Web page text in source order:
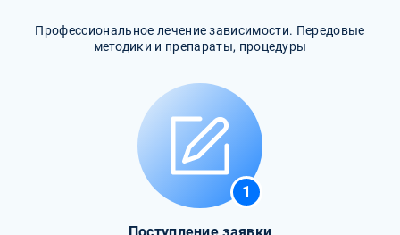
Профессиональное лечение зависимости. Передовые
методики и препараты, процедуры
1
Поступление заявки